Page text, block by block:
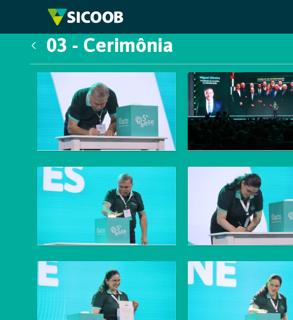
Pular para o Conteúdo principal
03 - Cerimônia
Galeria de Mídias